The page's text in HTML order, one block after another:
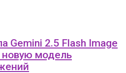
Gemini 2.5 Flash Image
новую модель